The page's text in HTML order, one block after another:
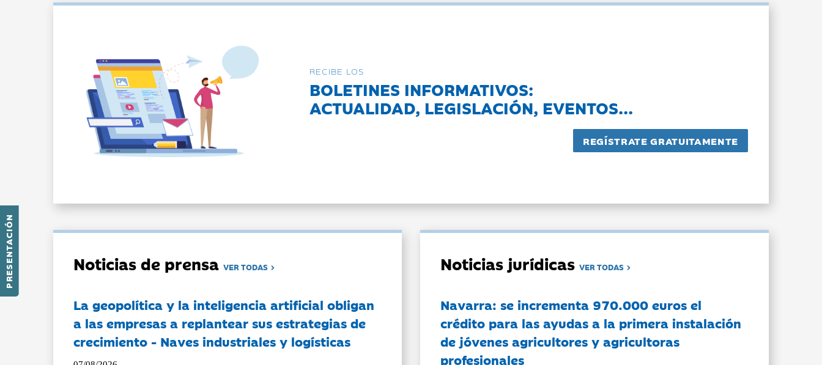
PRESENTACIÓN
RECIBE LOS
BOLETINES INFORMATIVOS:
ACTUALIDAD, LEGISLACIÓN, EVENTOS...
Noticias de prensaVER TODAS
La geopolítica y la inteligencia artificial obligan
a las empresas a replantear sus estrategias de
crecimiento - Naves industriales y logísticas
Noticias jurídicasVER TODAS
Navarra: se incrementa 970.000 euros el
crédito para las ayudas a la primera instalación
de jóvenes agricultores y agricultoras
profesionales